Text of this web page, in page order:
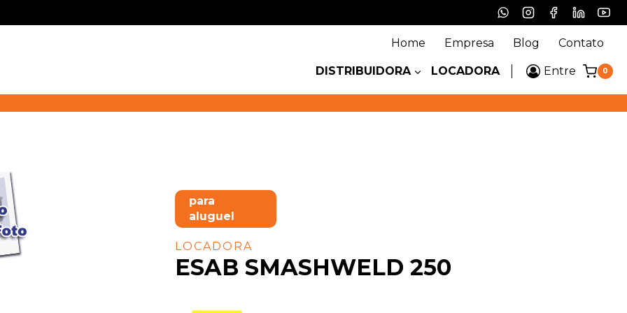
Home Empresa Blog Contato
DISTRIBUIDORA LOCADORA Entre 0
para
aluguel
LOCADORA
ESAB SMASHWELD 250